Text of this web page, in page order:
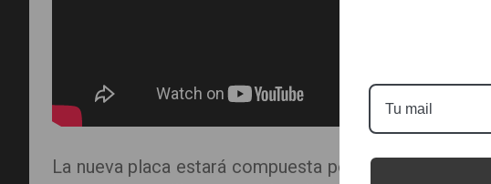
La nueva placa estará compuesta por 12 canciones